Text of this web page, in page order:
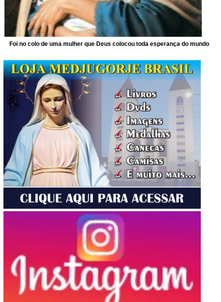
Foi no colo de uma mulher que Deus colocou toda esperança do mundo